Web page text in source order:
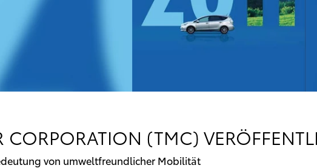
(TMC)
von umweltfreundlicher Mobilität